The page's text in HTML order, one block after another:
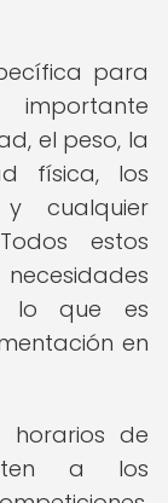
para
el peso, la
física, los
cualquier
estos
lo que es
en
horarios de
a los